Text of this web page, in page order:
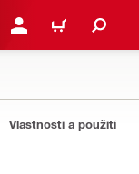
PŘIHLÁSIT NEBO
KOŠÍK
Vlastnosti a použití